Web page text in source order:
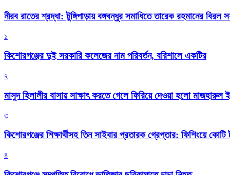
নীরব রাতের শ্রদ্ধা: টুঙ্গিপাড়ায় বঙ্গবন্ধুর সমাধিতে তারেক রহমানের বিরল
১
কিশোরগঞ্জের দুই সরকারি কলেজের নাম পরিবর্তন, বরিশালে একটির
২
মাসুদ হিলালীর বাসায় সাক্ষাৎ করতে গেলে ফিরিয়ে দেওয়া হলো মাজহারুল
৩
কিশোরগঞ্জের শিক্ষার্থীসহ তিন সাইবার প্রতারক গ্রেপ্তার: ফিশিংয়ে
৪